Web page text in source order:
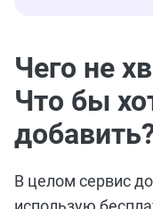
Чего не
Что бы
В целом сервис